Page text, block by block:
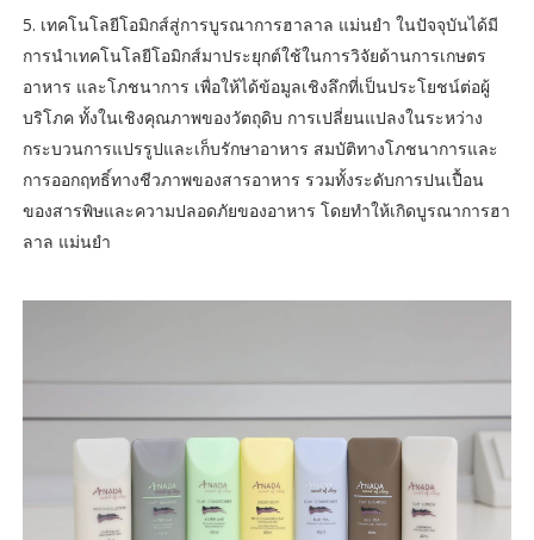
5. เทคโนโลยีโอมิกส์สู่การบูรณาการฮาลาล แม่นยำ ในปัจจุบันได้มี
การนำเทคโนโลยีโอมิกส์มาประยุกต์ใช้ในการวิจัยด้านการเกษตร
อาหาร และโภชนาการ เพื่อให้ได้ข้อมูลเชิงลึกที่เป็นประโยชน์ต่อผู้
บริโภค ทั้งในเชิงคุณภาพของวัตถุดิบ การเปลี่ยนแปลงในระหว่าง
กระบวนการแปรรูปและเก็บรักษาอาหาร สมบัติทางโภชนาการและ
การออกฤทธิ์ทางชีวภาพของสารอาหาร รวมทั้งระดับการปนเปื้อน
ของสารพิษและความปลอดภัยของอาหาร โดยทำให้เกิดบูรณาการฮา
ลาล แม่นยำ